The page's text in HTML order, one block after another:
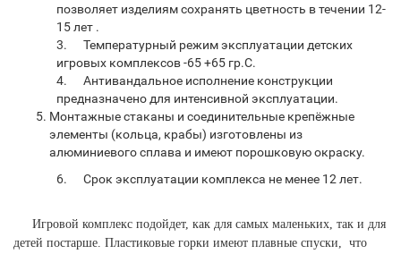
позволяет изделиям сохранять цветность в течении 12-
15 лет .
3.
Температурный режим эксплуатации детских
игровых комплексов -65 +65 гр.С.
4.
Антивандальное исполнение конструкции
предназначено для интенсивной эксплуатации.
Монтажные стаканы и соединительные крепёжные
элементы (кольца, крабы) изготовлены из
алюминиевого сплава и имеют порошковую окраску.
6.
Срок эксплуатации комплекса не менее 12 лет.
Игровой комплекс подойдет, как для самых маленьких, так и для
детей постарше. Пластиковые горки имеют плавные спуски, что